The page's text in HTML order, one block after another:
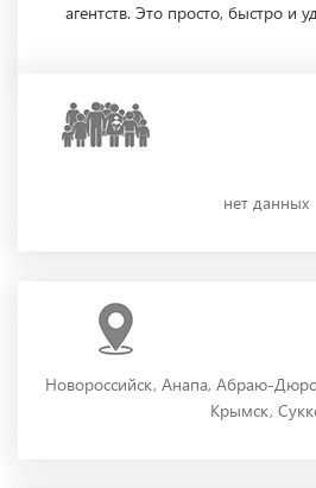
агентств. Это просто, быстро и
нет данных
Новороссийск, Анапа, Абраю-
Крымск,